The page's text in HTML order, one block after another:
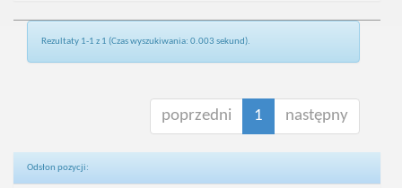
Rezultaty 1-1 z 1 (Czas wyszukiwania: 0.003 sekund).
poprzedni 1 następny
Odsłon pozycji: